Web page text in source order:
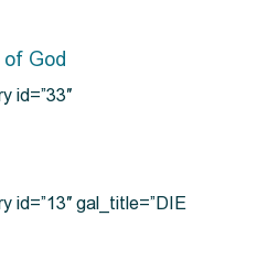
of God
id=”33″
id=”13″ gal_title=”DIE